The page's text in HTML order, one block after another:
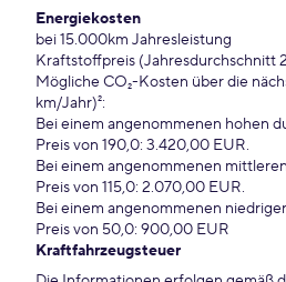
Energiekosten
bei 15.000km Jahresleistung
Kraftstoffpreis (Jahresdurchschnitt
Mögliche CO₂-Kosten über die
km/Jahr)²:
Bei einem angenommenen hohen
Preis von 190,0: 3.420,00 EUR.
Bei einem angenommenen
Preis von 115,0: 2.070,00 EUR.
Bei einem angenommenen
Preis von 50,0: 900,00 EUR
Kraftfahrzeugsteuer